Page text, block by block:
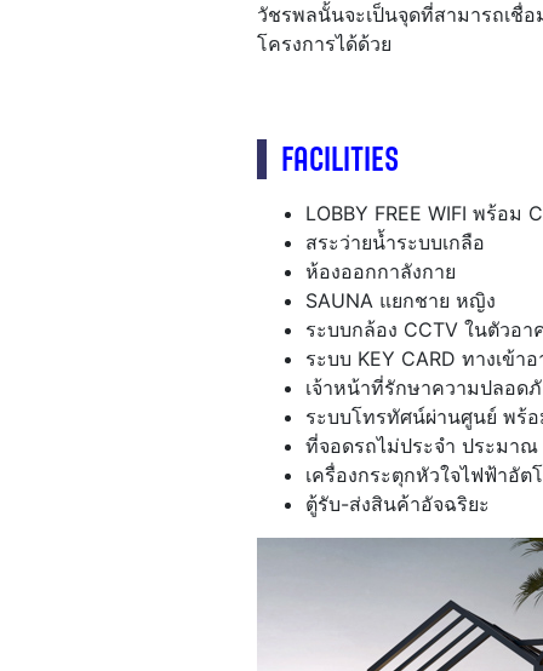
วัชรพลนั้นจะเป็นจุดที่สามารถเชื่
โครงการได้ด้วย
FACILITIES
LOBBY FREE WIFI พร้อม
สระว่ายน้ำระบบเกลือ
ห้องออกกาลังกาย
SAUNA แยกชาย หญิง
ระบบกล้อง CCTV ในตัวอ
ระบบ KEY CARD ทางเข้า
เจ้าหน้าที่รักษาความปลอด
ระบบโทรทัศน์ผ่านศูนย์ พร้อ
ที่จอดรถไม่ประจำ ประมา
เครื่องกระตุกหัวใจไฟฟ้าอัต
ตู้รับ-ส่งสินค้าอัจฉริยะ